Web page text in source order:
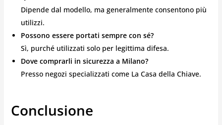
Dipende dal modello, ma generalmente consentono più
utilizzi.
Possono essere portati sempre con sé?
Sì, purché utilizzati solo per legittima difesa.
Dove comprarli in sicurezza a Milano?
Presso negozi specializzati come La Casa della Chiave.
Conclusione